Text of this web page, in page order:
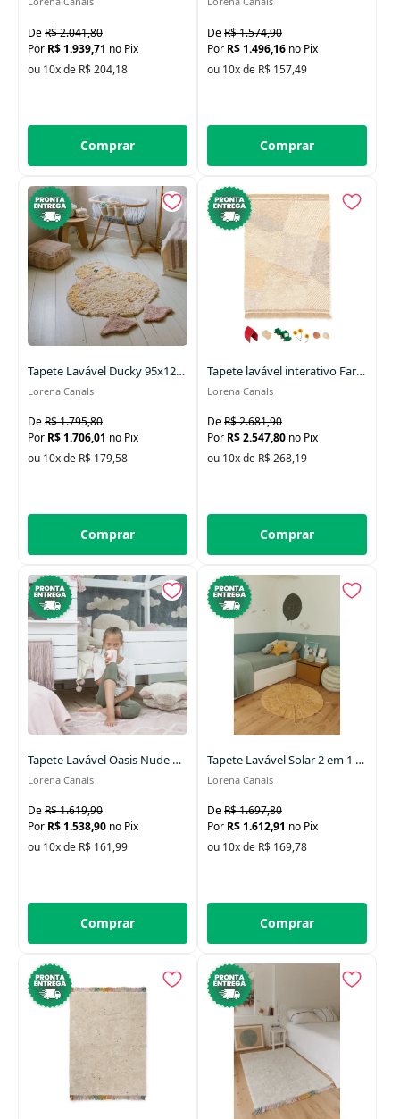
R$ 2.041,80
R$ 1.939,71 no Pix
ou 10x de R$ 204,18
Comprar
R$ 1.574,90
R$ 1.496,16 no Pix
ou 10x de R$ 157,49
Comprar
Tapete Lavável Ducky 95x120cm
Lorena Canals
R$ 1.795,80
R$ 1.706,01 no Pix
ou 10x de R$ 179,58
Comprar
Tapete lavável interativo Farm Fields 120 x 170 cm
Lorena Canals
R$ 2.681,90
R$ 2.547,80 no Pix
ou 10x de R$ 268,19
Comprar
Tapete Lavável Oasis Nude Vintage 120 x 160 cm
Lorena Canals
R$ 1.619,90
R$ 1.538,90 no Pix
ou 10x de R$ 161,99
Comprar
Tapete Lavável Solar 2 em 1 100cm
Lorena Canals
R$ 1.697,80
R$ 1.612,91 no Pix
ou 10x de R$ 169,78
Comprar